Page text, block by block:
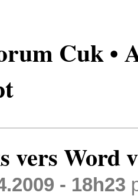
Cuk •
vers Word
- 18h23